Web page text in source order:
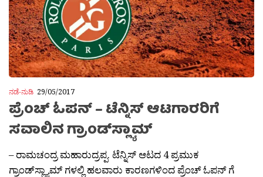
ನಡೆ-ನುಡಿ 29/05/2017
ಪ್ರೆಂಚ್ ಓಪನ್ – ಟೆನ್ನಿಸ್ ಆಟಗಾರರಿಗೆ
ಸವಾಲಿನ ಗ್ರಾಂಡ್‌ಸ್ಲ್ಯಾಮ್
– ರಾಮಚಂದ್ರ ಮಹಾರುದ್ರಪ್ಪ. ಟೆನ್ನಿಸ್ ಆಟದ 4 ಪ್ರಮುಕ
ಗ್ರಾಂಡ್‌ಸ್ಲ್ಯಾಮ್ ಗಳಲ್ಲಿ ಹಲವಾರು ಕಾರಣಗಳಿಂದ ಪ್ರೆಂಚ್ ಓಪನ್ ಗೆ